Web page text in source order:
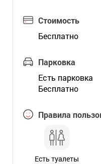
Стоимость
Бесплатно
Парковка
Есть парковка
Бесплатно
Правила
Есть туалеты